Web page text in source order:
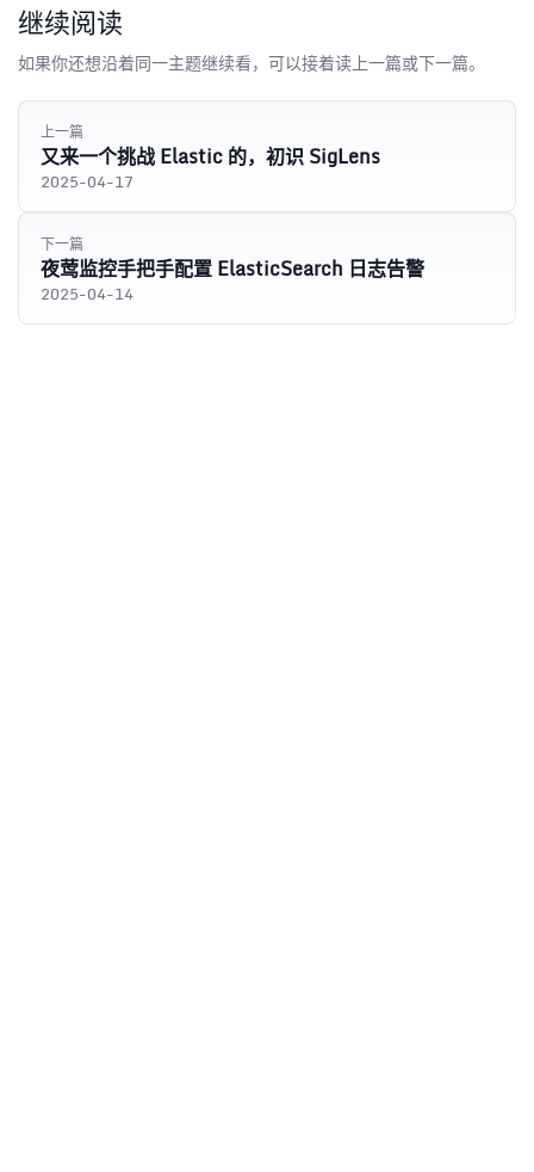
继续阅读
如果你还想沿着同一主题继续看，可以接着读上一篇或下一篇。
上一篇
又来一个挑战 Elastic 的，初识 SigLens
2025-04-17
下一篇
夜莺监控手把手配置 ElasticSearch 日志告警
2025-04-14